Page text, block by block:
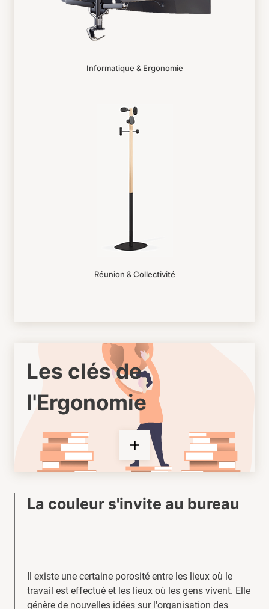
Informatique & Ergonomie
Réunion & Collectivité
Les clés de
l'Ergonomie
La couleur s'invite au bureau
Il existe une certaine porosité entre les lieux où le
travail est effectué et les lieux où les gens vivent. Elle
génère de nouvelles idées sur l'organisation des